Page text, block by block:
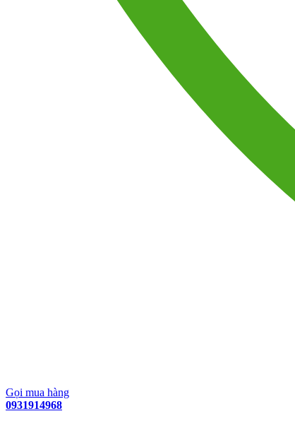
Gọi mua hàng
0931914968